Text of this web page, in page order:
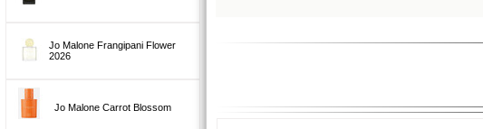
Jo Malone Frangipani Flower
2026
Jo Malone Carrot Blossom